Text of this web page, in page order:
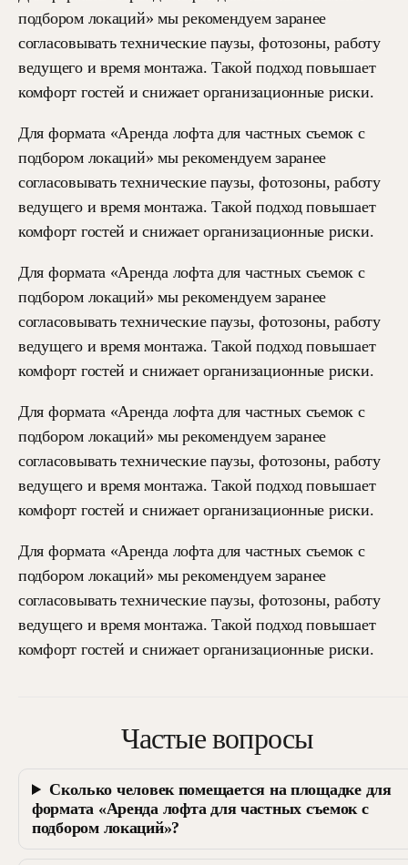
подбором локаций» мы рекомендуем заранее
согласовывать технические паузы, фотозоны, работу
ведущего и время монтажа. Такой подход повышает
комфорт гостей и снижает организационные риски.
Для формата «Аренда лофта для частных съемок с
подбором локаций» мы рекомендуем заранее
согласовывать технические паузы, фотозоны, работу
ведущего и время монтажа. Такой подход повышает
комфорт гостей и снижает организационные риски.
Для формата «Аренда лофта для частных съемок с
подбором локаций» мы рекомендуем заранее
согласовывать технические паузы, фотозоны, работу
ведущего и время монтажа. Такой подход повышает
комфорт гостей и снижает организационные риски.
Для формата «Аренда лофта для частных съемок с
подбором локаций» мы рекомендуем заранее
согласовывать технические паузы, фотозоны, работу
ведущего и время монтажа. Такой подход повышает
комфорт гостей и снижает организационные риски.
Для формата «Аренда лофта для частных съемок с
подбором локаций» мы рекомендуем заранее
согласовывать технические паузы, фотозоны, работу
ведущего и время монтажа. Такой подход повышает
комфорт гостей и снижает организационные риски.
Частые вопросы
Сколько человек помещается на площадке для
формата «Аренда лофта для частных съемок с
подбором локаций»?